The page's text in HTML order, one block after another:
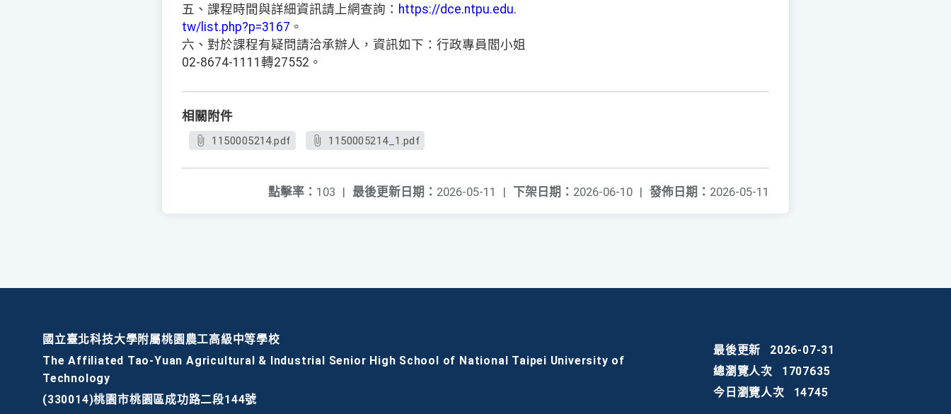
五、課程時間與詳細資訊請上網查詢： https://dce.ntpu.edu.
tw/list.php?p=3167 。
六、對於課程有疑問請洽承辦人，資訊如下：行政專員閻小姐
02-8674-1111轉27552。
相關附件
1150005214.pdf 1150005214_1.pdf
發佈日期： 2026-05-11
下架日期： 2026-06-10 |
最後更新日期： 2026-05-11 |
點擊率： 103 |
國立臺北科技大學附屬桃園農工高級中等學校
The Affiliated Tao-Yuan Agricultural & Industrial Senior High School of National Taipei University of
Technology
(330014)桃園市桃園區成功路二段144號
最後更新
2026-07-31
總瀏覽人次
1707635
今日瀏覽人次
14745